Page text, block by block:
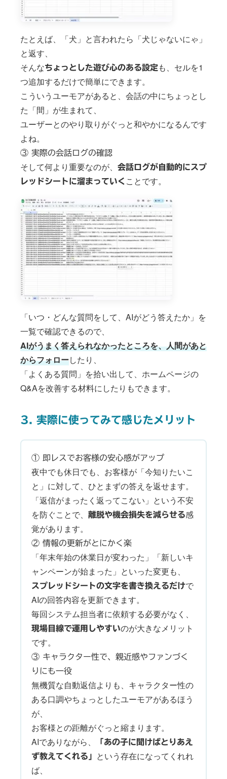
たとえば、「犬」と言われたら「犬じゃないにゃ」
と返す、
そんなちょっとした遊び心のある設定 も、セルを1
つ追加するだけで簡単にできます。
こういうユーモアがあると、会話の中にちょっとし
た「間」が生まれて、
ユーザーとのやり取りがぐっと和やかになるんです
よね。
③ 実際の会話ログの確認
そして何より重要なのが、
会話ログが自動的にスプ
レッドシートに溜まっていく ことです。
「いつ・どんな質問をして、AIがどう答えたか」を
一覧で確認できるので、
AIがうまく答えられなかったところを、人間があと
からフォローしたり、
「よくある質問」を拾い出して、ホームページの
Q&Aを改善する材料にしたりもできます。
3. 実際に使ってみて感じたメリット
① 即レスでお客様の安心感がアップ
夜中でも休日でも、お客様が「今知りたいこ
と」に対して、ひとまずの答えを返せます。
「返信がまったく返ってこない」という不安
を防ぐことで、
離脱や機会損失を減らせる感
覚があります。
② 情報の更新がとにかく楽
「年末年始の休業日が変わった」「新しいキ
ャンペーンが始まった」といった変更も、
スプレッドシートの文字を書き換えるだけで
AIの回答内容を更新できます。
毎回システム担当者に依頼する必要がなく、
現場目線で運用しやすいのが大きなメリット
です。
③ キャラクター性で、親近感やファンづく
りにも一役
無機質な自動返信よりも、キャラクター性の
ある口調やちょっとしたユーモアがあるほう
が、
お客様との距離がぐっと縮まります。
AIでありながら、
「あの子に聞けばとりあえ
ず教えてくれる」
という存在になってくれれ
ば、
1. AI店長が24時間対応？LINEでお出迎えする「ね
こ社長」
2. 裏側の仕組み：Googleスプレッドシートでまる
ごと一元管理
3. 実際に使ってみて感じたメリット
さいごに：AIは仕事を奪うのではなく、「時間」を
返してくれる
よくあるご質問（FAQ）